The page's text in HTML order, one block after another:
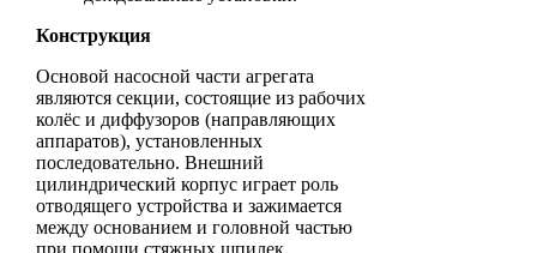
Конструкция
Основой насосной части агрегата
являются секции, состоящие из рабочих
колёс и диффузоров (направляющих
аппаратов), установленных
последовательно. Внешний
цилиндрический корпус играет роль
отводящего устройства и зажимается
между основанием и головной частью
при помощи стяжных шпилек.